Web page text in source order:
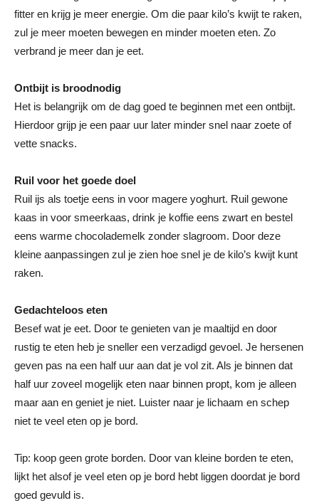
fitter en krijg je meer energie. Om die paar kilo’s kwijt te raken,
zul je meer moeten bewegen en minder moeten eten. Zo
verbrand je meer dan je eet.
Ontbijt is broodnodig
Het is belangrijk om de dag goed te beginnen met een ontbijt.
Hierdoor grijp je een paar uur later minder snel naar zoete of
vette snacks.
Ruil voor het goede doel
Ruil ijs als toetje eens in voor magere yoghurt. Ruil gewone
kaas in voor smeerkaas, drink je koffie eens zwart en bestel
eens warme chocolademelk zonder slagroom. Door deze
kleine aanpassingen zul je zien hoe snel je de kilo’s kwijt kunt
raken.
Gedachteloos eten
Besef wat je eet. Door te genieten van je maaltijd en door
rustig te eten heb je sneller een verzadigd gevoel. Je hersenen
geven pas na een half uur aan dat je vol zit. Als je binnen dat
half uur zoveel mogelijk eten naar binnen propt, kom je alleen
maar aan en geniet je niet. Luister naar je lichaam en schep
niet te veel eten op je bord.
Tip: koop geen grote borden. Door van kleine borden te eten,
lijkt het alsof je veel eten op je bord hebt liggen doordat je bord
goed gevuld is.